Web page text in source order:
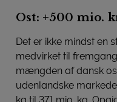
Ost: +500 mio.
Det er ikke mindst en
medvirket til
mængden af dansk
udenlandske